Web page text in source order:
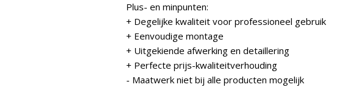
Plus- en minpunten:
+ Degelijke kwaliteit voor professioneel gebruik
+ Eenvoudige montage
+ Uitgekiende afwerking en detaillering
+ Perfecte prijs-kwaliteitverhouding
- Maatwerk niet bij alle producten mogelijk